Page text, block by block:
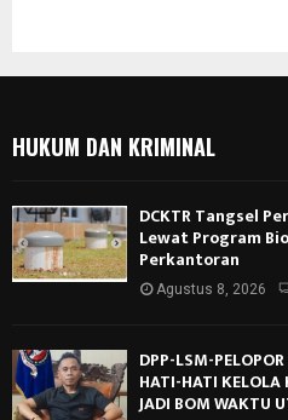
HUKUM DAN KRIMINAL
DCKTR Tangsel
Lewat Program
Perkantoran
Agustus 8, 2026
DPP-LSM-
HATI-HATI KELOLA
JADI BOM WAKTU